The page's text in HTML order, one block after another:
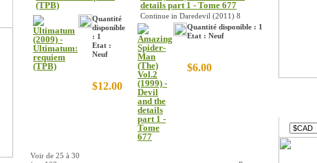
(TPB)
Quantité
disponible
: 1
Etat :
Neuf
$12.00
details part 1 - Tome 677
Continue in Daredevil (2011) 8
Quantité disponible : 1
Etat : Neuf
$6.00
Voir de 25 à 30